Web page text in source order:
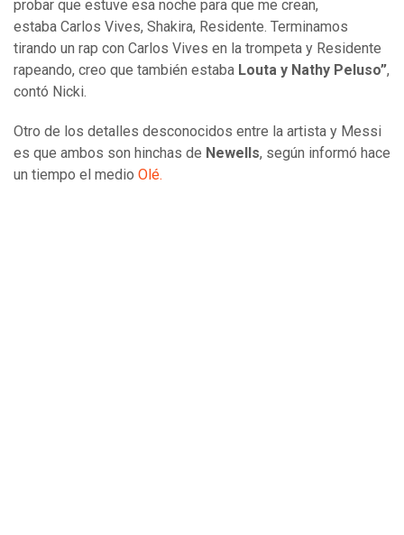
probar que estuve esa noche para que me crean,
estaba Carlos Vives, Shakira, Residente. Terminamos
tirando un rap con Carlos Vives en la trompeta y Residente
rapeando, creo que también estaba Louta y Nathy Peluso”,
contó Nicki.
Otro de los detalles desconocidos entre la artista y Messi
es que ambos son hinchas de Newells, según informó hace
un tiempo el medio Olé.